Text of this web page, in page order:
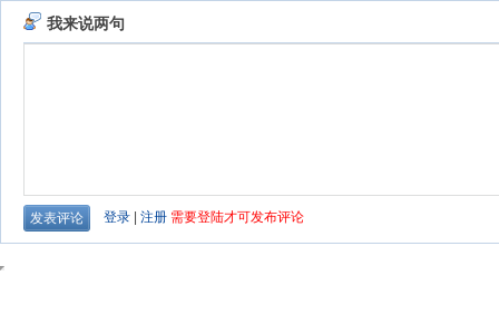
我来说两句
登录 注册 需要登陆才可发布评论